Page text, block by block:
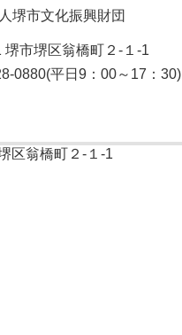
堺市文化振興財団
堺市堺区翁橋町２-１-1
0880(平日9：00～17：30)
区翁橋町２-１-1